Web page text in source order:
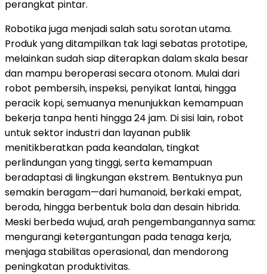
perangkat pintar.
Robotika juga menjadi salah satu sorotan utama.
Produk yang ditampilkan tak lagi sebatas prototipe,
melainkan sudah siap diterapkan dalam skala besar
dan mampu beroperasi secara otonom. Mulai dari
robot pembersih, inspeksi, penyikat lantai, hingga
peracik kopi, semuanya menunjukkan kemampuan
bekerja tanpa henti hingga 24 jam. Di sisi lain, robot
untuk sektor industri dan layanan publik
menitikberatkan pada keandalan, tingkat
perlindungan yang tinggi, serta kemampuan
beradaptasi di lingkungan ekstrem. Bentuknya pun
semakin beragam—dari humanoid, berkaki empat,
beroda, hingga berbentuk bola dan desain hibrida.
Meski berbeda wujud, arah pengembangannya sama:
mengurangi ketergantungan pada tenaga kerja,
menjaga stabilitas operasional, dan mendorong
peningkatan produktivitas.